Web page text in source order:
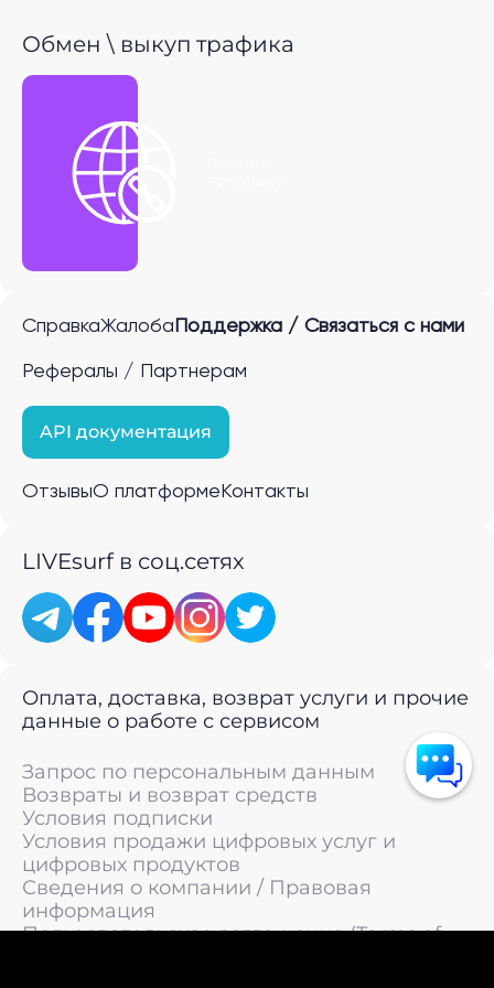
Обмен \ выкуп трафика
СправкаЖалоба Поддержка / Связаться с нами
Рефералы / Партнерам
API документация
ОтзывыО платформе Контакты
LIVEsurf в соц.сетях
Оплата, доставка, возврат услуги и прочие
данные о работе с сервисом
Запрос по персональным данным
Возвраты и возврат средств
Условия подписки
Условия продажи цифровых услуг и
цифровых продуктов
Сведения о компании / Правовая
информация
Пользовательское соглашение (Terms of